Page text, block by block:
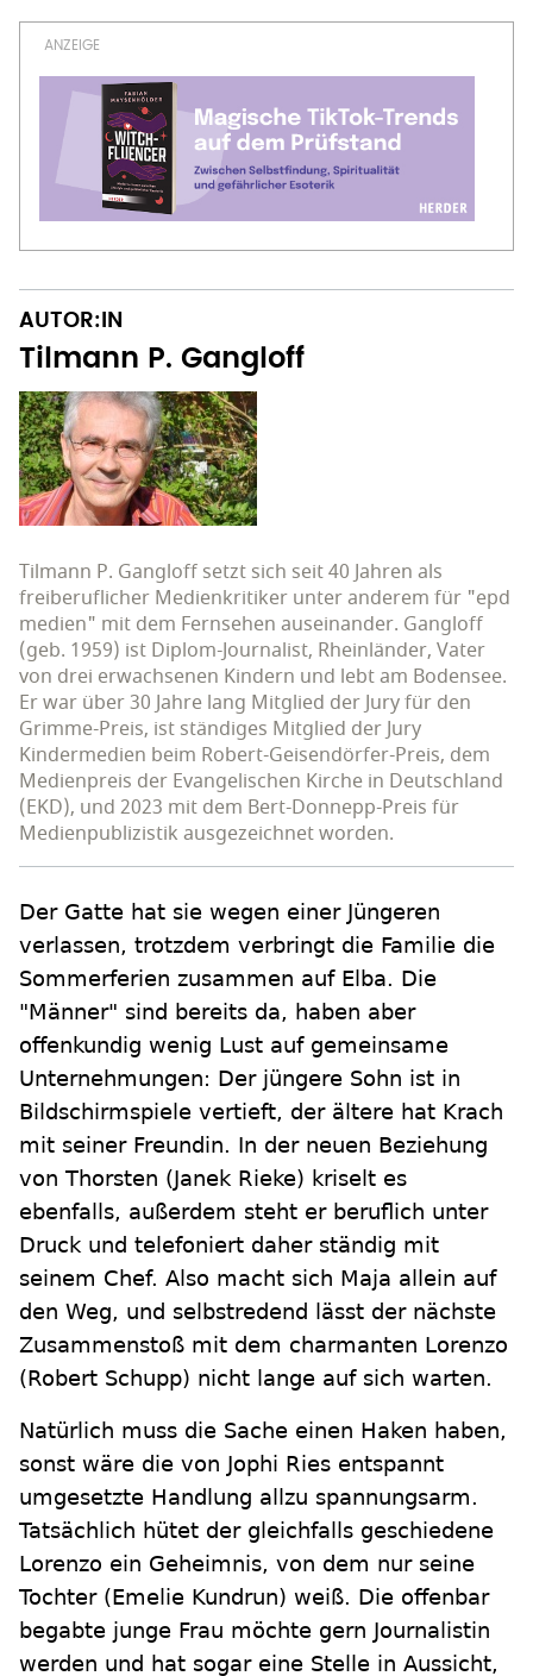
AUTOR:IN
Tilmann P. Gangloff
Tilmann P. Gangloff setzt sich seit 40 Jahren als
freiberuflicher Medienkritiker unter anderem für "epd
medien" mit dem Fernsehen auseinander. Gangloff
(geb. 1959) ist Diplom-Journalist, Rheinländer, Vater
von drei erwachsenen Kindern und lebt am Bodensee.
Er war über 30 Jahre lang Mitglied der Jury für den
Grimme-Preis, ist ständiges Mitglied der Jury
Kindermedien beim Robert-Geisendörfer-Preis, dem
Medienpreis der Evangelischen Kirche in Deutschland
(EKD), und 2023 mit dem Bert-Donnepp-Preis für
Medienpublizistik ausgezeichnet worden.
Der Gatte hat sie wegen einer Jüngeren
verlassen, trotzdem verbringt die Familie die
Sommerferien zusammen auf Elba. Die
"Männer" sind bereits da, haben aber
offenkundig wenig Lust auf gemeinsame
Unternehmungen: Der jüngere Sohn ist in
Bildschirmspiele vertieft, der ältere hat Krach
mit seiner Freundin. In der neuen Beziehung
von Thorsten (Janek Rieke) kriselt es
ebenfalls, außerdem steht er beruflich unter
Druck und telefoniert daher ständig mit
seinem Chef. Also macht sich Maja allein auf
den Weg, und selbstredend lässt der nächste
Zusammenstoß mit dem charmanten Lorenzo
(Robert Schupp) nicht lange auf sich warten.
Natürlich muss die Sache einen Haken haben,
sonst wäre die von Jophi Ries entspannt
umgesetzte Handlung allzu spannungsarm.
Tatsächlich hütet der gleichfalls geschiedene
Lorenzo ein Geheimnis, von dem nur seine
Tochter (Emelie Kundrun) weiß. Die offenbar
begabte junge Frau möchte gern Journalistin
werden und hat sogar eine Stelle in Aussicht,